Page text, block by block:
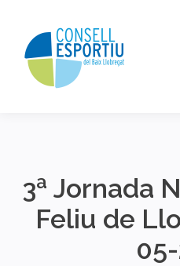
3ª Jornada
Feliu de